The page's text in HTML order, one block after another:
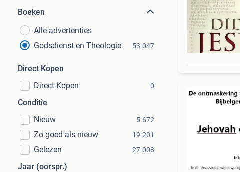
Boeken
Alle advertenties
Godsdienst en Theologie
53.047
Direct Kopen
Direct Kopen
0
Conditie
Nieuw
5.672
Zo goed als nieuw 19.201
Gelezen 27.008
Jaar (oorspr.)